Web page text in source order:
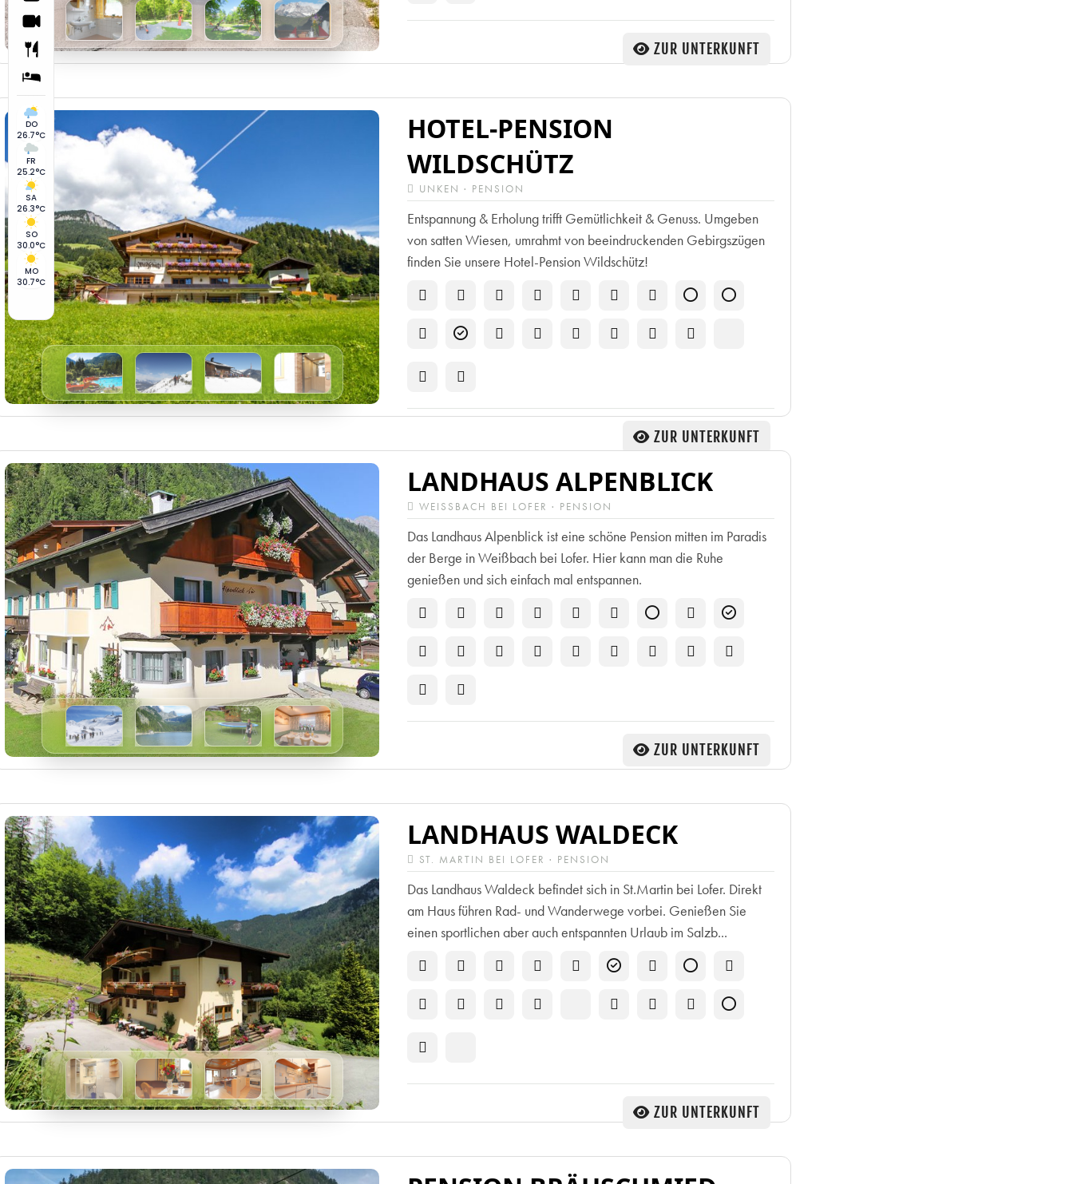
ZUR UNTERKUNFT
HOTEL-PENSION
WILDSCHÜTZ
UNKEN · PENSION
Entspannung & Erholung trifft Gemütlichkeit & Genuss. Umgeben
von satten Wiesen, umrahmt von beeindruckenden Gebirgszügen
finden Sie unsere Hotel-Pension Wildschütz!
ZUR UNTERKUNFT
LANDHAUS ALPENBLICK
WEISSBACH BEI LOFER · PENSION
Das Landhaus Alpenblick ist eine schöne Pension mitten im Paradis
der Berge in Weißbach bei Lofer. Hier kann man die Ruhe
genießen und sich einfach mal entspannen.
ZUR UNTERKUNFT
LANDHAUS WALDECK
ST. MARTIN BEI LOFER · PENSION
Das Landhaus Waldeck befindet sich in St.Martin bei Lofer. Direkt
am Haus führen Rad- und Wanderwege vorbei. Genießen Sie
einen sportlichen aber auch entspannten Urlaub im Salzb...
ZUR UNTERKUNFT
DO
26.7°C
FR
25.2°C
SA
26.3°C
SO
30.0°C
MO
30.7°C